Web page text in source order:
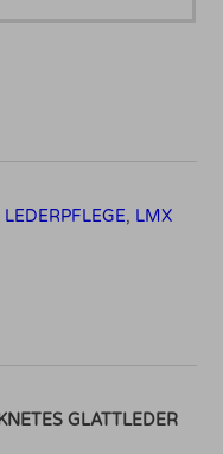
LEDERPFLEGE, LMX
GLATTLEDER